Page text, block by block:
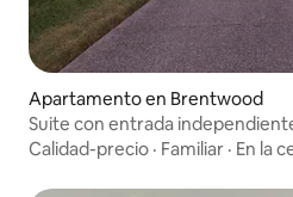
Apartamento en Brentwood
Suite con entrada
ESTRELLAS]
Calidad-precio · Familiar · En la